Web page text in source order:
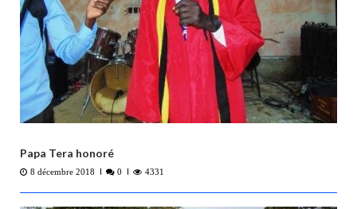
Papa Tera honoré
8 décembre 2018 0 4331